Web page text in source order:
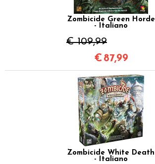
Zombicide Green Horde
- Italiano
€ 109,99
€ 87,99
Zombicide White Death
- Italiano